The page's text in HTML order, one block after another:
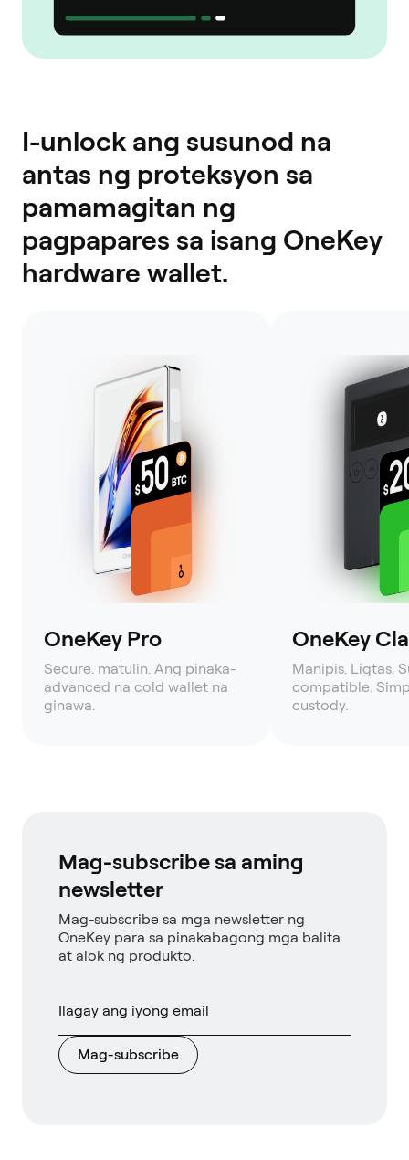
I-unlock ang susunod na
antas ng proteksyon sa
pamamagitan ng
pagpapares sa isang OneKey
hardware wallet.
OneKey Pro
Secure. matulin. Ang pinaka-
advanced na cold wallet na
ginawa.
OneKey
Manipis. Ligtas.
compatible.
custody.
Mag-subscribe sa aming
newsletter
Mag-subscribe sa mga newsletter ng
OneKey para sa pinakabagong mga balita
at alok ng produkto.
Mag-subscribe